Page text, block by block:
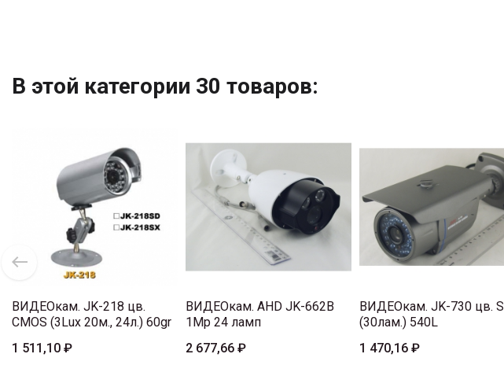
В этой категории 30 товаров:
ВИДЕОкам. JK-218 цв.
CMOS (3Lux 20м., 24л.) 60gr
1 511,10 ₽
ВИДЕОкам. AHD JK-662B
1Mp 24 ламп
2 677,66 ₽
ВИДЕОкам. JK-730 цв.
(30лам.) 540L
1 470,16 ₽